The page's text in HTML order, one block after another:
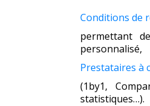
Conditions de
permettant
personnalisé,
Prestataires à
(1by1,
statistiques…).